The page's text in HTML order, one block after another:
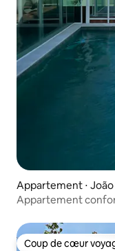
Appartement ⋅ João
Appartement
Coup de cœur